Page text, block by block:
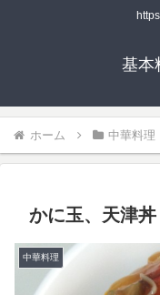
基本
ホーム 中華料理
かに玉、天津丼
中華料理